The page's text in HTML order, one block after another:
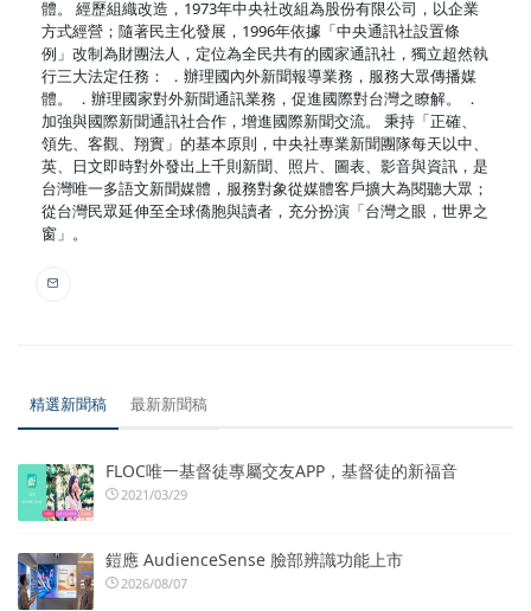
體。 經歷組織改造，1973年中央社改組為股份有限公司，以企業
方式經營；隨著民主化發展，1996年依據「中央通訊社設置條
例」改制為財團法人，定位為全民共有的國家通訊社，獨立超然執
行三大法定任務： ．辦理國內外新聞報導業務，服務大眾傳播媒
體。 ．辦理國家對外新聞通訊業務，促進國際對台灣之瞭解。 ．
加強與國際新聞通訊社合作，增進國際新聞交流。 秉持「正確、
領先、客觀、翔實」的基本原則，中央社專業新聞團隊每天以中、
英、日文即時對外發出上千則新聞、照片、圖表、影音與資訊，是
台灣唯一多語文新聞媒體，服務對象從媒體客戶擴大為閱聽大眾；
從台灣民眾延伸至全球僑胞與讀者，充分扮演「台灣之眼，世界之
窗」。
精選新聞稿 最新新聞稿
FLOC唯一基督徒專屬交友APP，基督徒的新福音
2021/03/29
鎧應 AudienceSense 臉部辨識功能上市
2026/08/07